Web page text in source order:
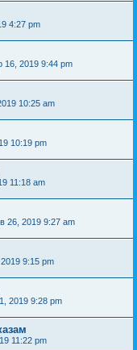
4:27 pm
16, 2019 9:44 pm
10:25 am
10:19 pm
11:18 am
26, 2019 9:27 am
9:15 pm
2019 9:28 pm
11:22 pm